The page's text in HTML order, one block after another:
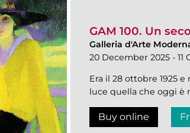
GAM 100. Un
Galleria d'Arte
20 December 2025 - 11
Era il 28 ottobre 1925
luce quella che oggi è
Buy online